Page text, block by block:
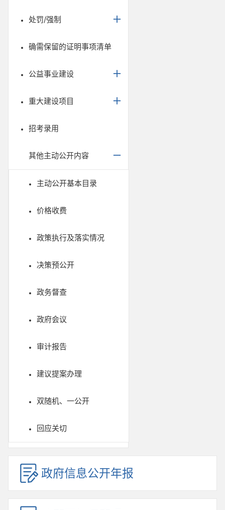
处罚/强制
确需保留的证明事项清单
公益事业建设
重大建设项目
招考录用
其他主动公开内容
主动公开基本目录
价格收费
政策执行及落实情况
决策预公开
政务督查
政府会议
审计报告
建议提案办理
双随机、一公开
回应关切
政府信息公开年报